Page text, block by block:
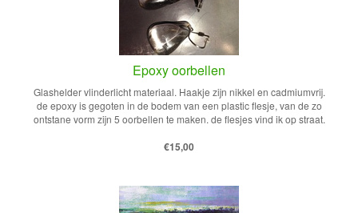
Epoxy oorbellen
Glashelder vlinderlicht materiaal. Haakje zijn nikkel en cadmiumvrij.
de epoxy is gegoten in de bodem van een plastic flesje, van de zo
ontstane vorm zijn 5 oorbellen te maken. de flesjes vind ik op straat.
€15,00